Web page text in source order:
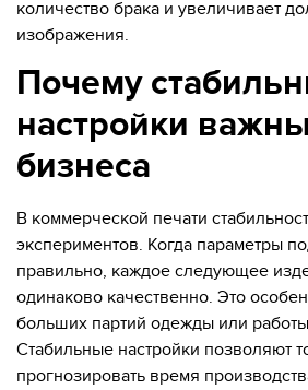
количество брака и увеличивает
изображения.
Почему
настройки
бизнеса
В коммерческой печати
экспериментов. Когда параметры
правильно, каждое следующее
одинаково качественно. Это
больших партий одежды или
Стабильные настройки позволяют
прогнозировать время